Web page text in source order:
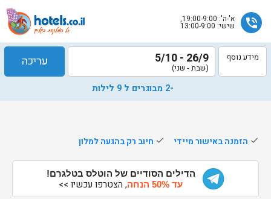
phone_in_talk א'-ה': 19:00-9:00,
שישי: 13:00-9:00
מידע נוסף 26/9 - 5/10
(שבת - שני) עריכה
-2 מבוגרים ל 9 לילות
done הזמנה באישור מיידי done חיוב רק בהגעה למלון
הדילים הסודיים של הוטלס בטלגרם!
עד 50% הנחה
, הצטרפו עכשיו >>
נציג
הוטלס